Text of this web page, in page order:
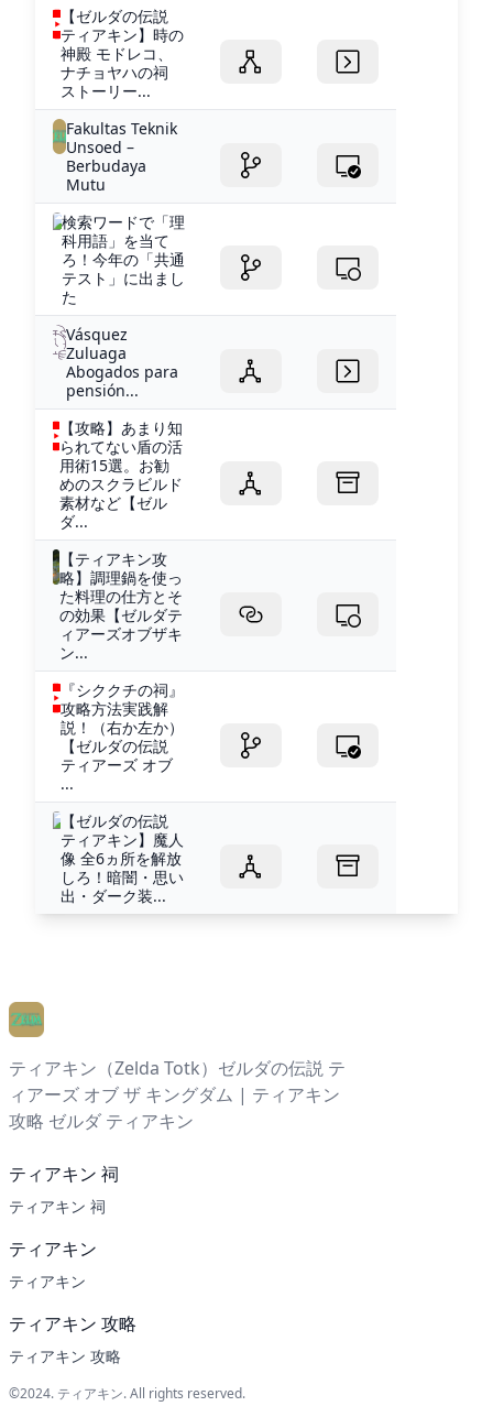
【ゼルダの伝説
ティアキン】時の
神殿 モドレコ、
ナチョヤハの祠
ストーリー...
Fakultas Teknik
Unsoed –
Berbudaya
Mutu
検索ワードで「理
科用語」を当て
ろ！今年の「共通
テスト」に出まし
た
Vásquez
Zuluaga
Abogados para
pensión...
【攻略】あまり知
られてない盾の活
用術15選。お勧
めのスクラビルド
素材など【ゼル
ダ...
【ティアキン攻
略】調理鍋を使っ
た料理の仕方とそ
の効果【ゼルダテ
ィアーズオブザキ
ン...
『シククチの祠』
攻略方法実践解
説！（右か左か）
【ゼルダの伝説
ティアーズ オブ
...
【ゼルダの伝説
ティアキン】魔人
像 全6ヵ所を解放
しろ！暗闇・思い
出・ダーク装...
ティアキン（Zelda Totk）ゼルダの伝説 テ
ィアーズ オブ ザ キングダム | ティアキン
攻略 ゼルダ ティアキン
ティアキン 祠
ティアキン 祠
ティアキン
ティアキン
ティアキン 攻略
ティアキン 攻略
©2024. ティアキン. All rights reserved.